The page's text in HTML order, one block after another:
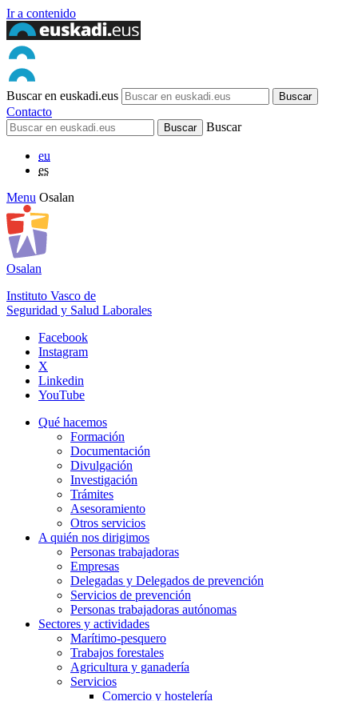
Ir a contenido
Buscar en euskadi.eus
Contacto
Buscar
eu
es
Menu Osalan
Osalan
Instituto Vasco de
Seguridad y Salud Laborales
Facebook
Instagram
X
Linkedin
YouTube
Qué hacemos
Formación
Documentación
Divulgación
Investigación
Trámites
Asesoramiento
Otros servicios
A quién nos dirigimos
Personas trabajadoras
Empresas
Delegadas y Delegados de prevención
Servicios de prevención
Personas trabajadoras autónomas
Sectores y actividades
Marítimo-pesquero
Trabajos forestales
Agricultura y ganadería
Servicios
Comercio y hostelería